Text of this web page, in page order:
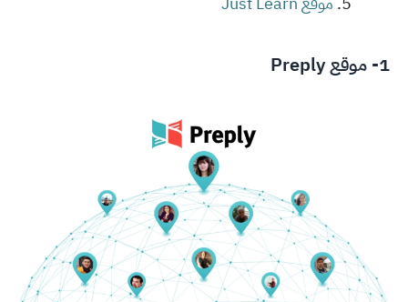
1- موقع Preply